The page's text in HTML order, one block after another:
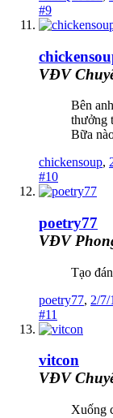
#9
VĐV
Bên
thưởng
Bữa
chickensoup,
#10
poetry77
VĐV
Tạo
poetry77, 2/7/
#11
vitcon
VĐV
Xuống